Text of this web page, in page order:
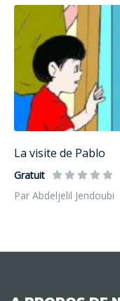
La visite de Pablo
Gratuit
Par Abdeljelil Jendoubi